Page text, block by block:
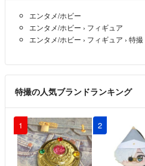
エンタメ/ホビー
エンタメ/ホビー › フィギュア
エンタメ/ホビー › フィギュア › 特撮
特撮の人気ブランドランキング
1 2